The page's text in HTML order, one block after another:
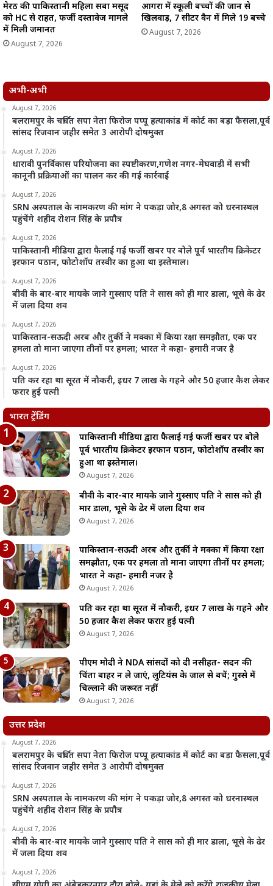
मेरठ की पाकिस्तानी महिला सबा मसूद
को HC से राहत, फर्जी दस्तावेज मामले
में मिली जमानत
August 7, 2026
आगरा में स्कूली बच्चों की जान से
खिलवाड़, 7 सीटर वैन में मिले 19 बच्चे
August 7, 2026
अभी-अभी
August 7, 2026
बलरामपुर के चर्चित सपा नेता फिरोज पप्पू हत्याकांड में कोर्ट का बड़ा फैसला,पूर्व
सांसद रिजवान जहीर समेत 3 आरोपी दोषमुक्त
August 7, 2026
धारावी पुनर्विकास परियोजना का स्पष्टीकरण,गणेश नगर-मेघवाड़ी में सभी
कानूनी प्रक्रियाओं का पालन कर की गई कार्रवाई
August 7, 2026
SRN अस्पताल के नामकरण की मांग ने पकड़ा जोर,8 अगस्त को धरनास्थल
पहुंचेंगे शहीद रोशन सिंह के प्रपौत्र
August 7, 2026
पाकिस्तानी मीडिया द्वारा फैलाई गई फर्जी खबर पर बोले पूर्व भारतीय क्रिकेटर
इरफान पठान, फोटोशॉप तस्वीर का हुआ था इस्तेमाल।
August 7, 2026
बीवी के बार-बार मायके जाने गुस्साए पति ने सास को ही मार डाला, भूसे के ढेर
में जला दिया शव
August 7, 2026
पाकिस्तान-सऊदी अरब और तुर्की ने मक्का में किया रक्षा समझौता, एक पर
हमला तो माना जाएगा तीनों पर हमला; भारत ने कहा- हमारी नजर है
August 7, 2026
पति कर रहा था सूरत में नौकरी, इधर 7 लाख के गहने और 50 हजार कैश लेकर
फरार हुई पत्नी
भारत ट्रेंडिंग
पाकिस्तानी मीडिया द्वारा फैलाई गई फर्जी खबर पर बोले
पूर्व भारतीय क्रिकेटर इरफान पठान, फोटोशॉप तस्वीर का
हुआ था इस्तेमाल।
August 7, 2026
बीवी के बार-बार मायके जाने गुस्साए पति ने सास को ही
मार डाला, भूसे के ढेर में जला दिया शव
August 7, 2026
पाकिस्तान-सऊदी अरब और तुर्की ने मक्का में किया रक्षा
समझौता, एक पर हमला तो माना जाएगा तीनों पर हमला;
भारत ने कहा- हमारी नजर है
August 7, 2026
पति कर रहा था सूरत में नौकरी, इधर 7 लाख के गहने और
50 हजार कैश लेकर फरार हुई पत्नी
August 7, 2026
पीएम मोदी ने NDA सांसदों को दी नसीहत- सदन की
चिंता बाहर न ले जाएं, लुटियंस के जाल से बचें; गुस्से में
चिल्लाने की जरूरत नहीं
August 7, 2026
उत्तर प्रदेश
August 7, 2026
बलरामपुर के चर्चित सपा नेता फिरोज पप्पू हत्याकांड में कोर्ट का बड़ा फैसला,पूर्व
सांसद रिजवान जहीर समेत 3 आरोपी दोषमुक्त
August 7, 2026
SRN अस्पताल के नामकरण की मांग ने पकड़ा जोर,8 अगस्त को धरनास्थल
पहुंचेंगे शहीद रोशन सिंह के प्रपौत्र
August 7, 2026
बीवी के बार-बार मायके जाने गुस्साए पति ने सास को ही मार डाला, भूसे के ढेर
में जला दिया शव
August 7, 2026